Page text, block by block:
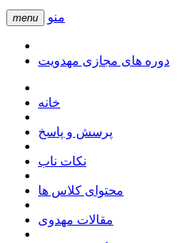
menu منو
دوره های مجازی مهدویت
خانه
پرسش و پاسخ
نکات ناب
محتوای کلاس ها
مقالات مهدوی